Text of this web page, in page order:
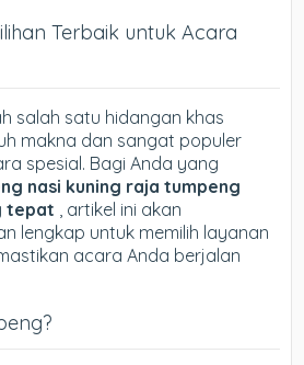
Terbaik untuk Acara
salah satu hidangan khas
makna dan sangat populer
spesial. Bagi Anda yang
nasi kuning raja tumpeng
tepat , artikel ini akan
lengkap untuk memilih layanan
acara Anda berjalan